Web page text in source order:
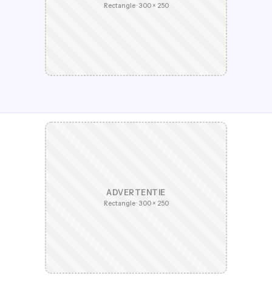
Rectangle · 300 × 250
ADVERTENTIE
Rectangle · 300 × 250